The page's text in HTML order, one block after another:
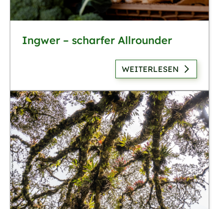
Ingwer – scharfer Allrounder
WEITERLESEN